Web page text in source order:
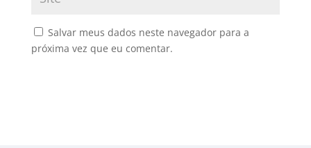
Salvar meus dados neste navegador para a
próxima vez que eu comentar.